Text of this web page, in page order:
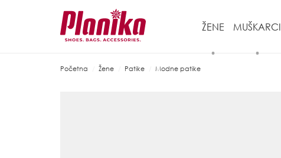
ŽENE MUŠKARCI
Početna Žene Patike Modne patike